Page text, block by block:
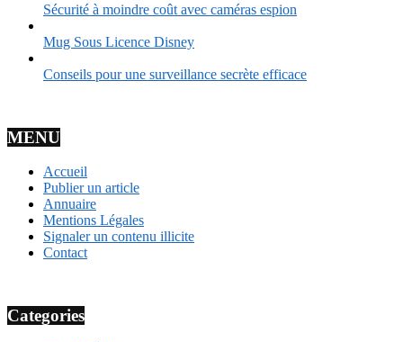
Sécurité à moindre coût avec caméras espion
Mug Sous Licence Disney
Conseils pour une surveillance secrète efficace
MENU
Accueil
Publier un article
Annuaire
Mentions Légales
Signaler un contenu illicite
Contact
Categories